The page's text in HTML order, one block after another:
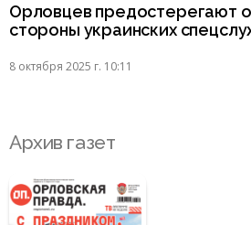
Орловцев предостерегают
стороны украинских
8 октября 2025 г. 10:11
Архив газет